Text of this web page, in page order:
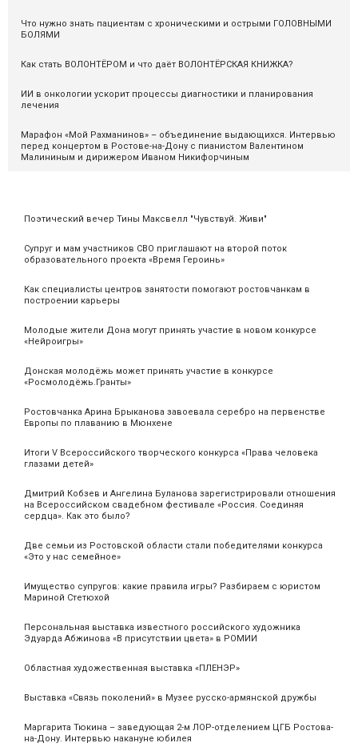
Поэтический вечер Тины Максвелл "Чувствуй. Живи"
Супруг и мам участников СВО приглашают на второй поток
образовательного проекта «Время Героинь»
Как специалисты центров занятости помогают ростовчанкам в
построении карьеры
Молодые жители Дона могут принять участие в новом конкурсе
«Нейроигры»
Донская молодёжь может принять участие в конкурсе
«Росмолодёжь.Гранты»
Ростовчанка Арина Брыканова завоевала серебро на первенстве
Европы по плаванию в Мюнхене
Итоги V Всероссийского творческого конкурса «Права человека
глазами детей»
Дмитрий Кобзев и Ангелина Буланова зарегистрировали отношения
на Всероссийском свадебном фестивале «Россия. Соединяя
сердца». Как это было?
Две семьи из Ростовской области стали победителями конкурса
«Это у нас семейное»
Имущество супругов: какие правила игры? Разбираем с юристом
Мариной Стетюхой
Персональная выставка известного российского художника
Эдуарда Абжинова «В присутствии цвета» в РОМИИ
Областная художественная выставка «ПЛЕНЭР»
Выставка «Связь поколений» в Музее русско-армянской дружбы
Маргарита Тюкина – заведующая 2-м ЛОР-отделением ЦГБ Ростова-
на-Дону. Интервью накануне юбилея
Что нужно знать пациентам с хроническими и острыми ГОЛОВНЫМИ
БОЛЯМИ
Как стать ВОЛОНТЁРОМ и что даёт ВОЛОНТЁРСКАЯ КНИЖКА?
ИИ в онкологии ускорит процессы диагностики и планирования
лечения
Марафон «Мой Рахманинов» – объединение выдающихся. Интервью
перед концертом в Ростове-на-Дону с пианистом Валентином
Малининым и дирижером Иваном Никифорчиным